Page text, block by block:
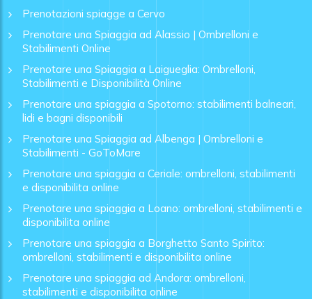
Prenotazioni spiagge a Cervo
Prenotare una Spiaggia ad Alassio | Ombrelloni e
Stabilimenti Online
Prenotare una Spiaggia a Laigueglia: Ombrelloni,
Stabilimenti e Disponibilità Online
Prenotare una spiaggia a Spotorno: stabilimenti balneari,
lidi e bagni disponibili
Prenotare una Spiaggia ad Albenga | Ombrelloni e
Stabilimenti - GoToMare
Prenotare una spiaggia a Ceriale: ombrelloni, stabilimenti
e disponibilita online
Prenotare una spiaggia a Loano: ombrelloni, stabilimenti e
disponibilita online
Prenotare una spiaggia a Borghetto Santo Spirito:
ombrelloni, stabilimenti e disponibilita online
Prenotare una spiaggia ad Andora: ombrelloni,
stabilimenti e disponibilita online